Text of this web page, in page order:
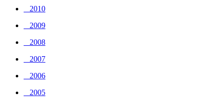
_ 2010
_ 2009
_ 2008
_ 2007
_ 2006
_ 2005